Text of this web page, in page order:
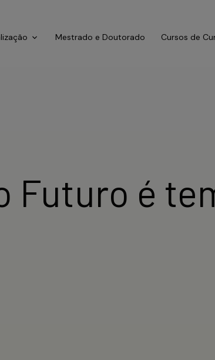
Mestrado e Doutorado Cursos de
Futuro é